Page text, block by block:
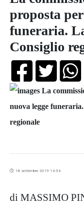
proposta
funeraria.
Consiglio
18 settembre 2019 14:54
di MASSIMO